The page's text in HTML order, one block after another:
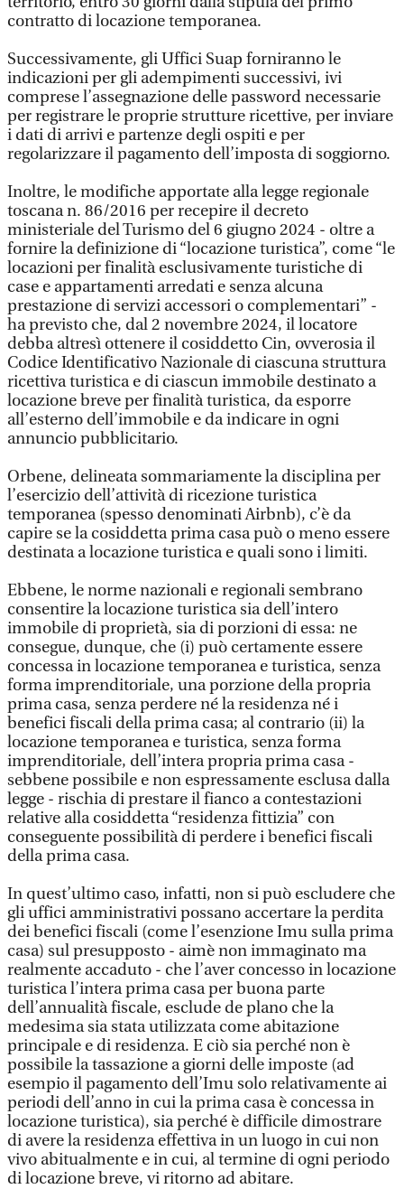
contratto di locazione temporanea.
Successivamente, gli Uffici Suap forniranno le
indicazioni per gli adempimenti successivi, ivi
comprese l’assegnazione delle password necessarie
per registrare le proprie strutture ricettive, per inviare
i dati di arrivi e partenze degli ospiti e per
regolarizzare il pagamento dell’imposta di soggiorno.
Inoltre, le modifiche apportate alla legge regionale
toscana n. 86/2016 per recepire il decreto
ministeriale del Turismo del 6 giugno 2024 - oltre a
fornire la definizione di “locazione turistica”, come “le
locazioni per finalità esclusivamente turistiche di
case e appartamenti arredati e senza alcuna
prestazione di servizi accessori o complementari” -
ha previsto che, dal 2 novembre 2024, il locatore
debba altresì ottenere il cosiddetto Cin, ovverosia il
Codice Identificativo Nazionale di ciascuna struttura
ricettiva turistica e di ciascun immobile destinato a
locazione breve per finalità turistica, da esporre
all’esterno dell’immobile e da indicare in ogni
annuncio pubblicitario.
Orbene, delineata sommariamente la disciplina per
l’esercizio dell’attività di ricezione turistica
temporanea (spesso denominati Airbnb), c’è da
capire se la cosiddetta prima casa può o meno essere
destinata a locazione turistica e quali sono i limiti.
Ebbene, le norme nazionali e regionali sembrano
consentire la locazione turistica sia dell’intero
immobile di proprietà, sia di porzioni di essa: ne
consegue, dunque, che (i) può certamente essere
concessa in locazione temporanea e turistica, senza
forma imprenditoriale, una porzione della propria
prima casa, senza perdere né la residenza né i
benefici fiscali della prima casa; al contrario (ii) la
locazione temporanea e turistica, senza forma
imprenditoriale, dell’intera propria prima casa -
sebbene possibile e non espressamente esclusa dalla
legge - rischia di prestare il fianco a contestazioni
relative alla cosiddetta “residenza fittizia” con
conseguente possibilità di perdere i benefici fiscali
della prima casa.
In quest’ultimo caso, infatti, non si può escludere che
gli uffici amministrativi possano accertare la perdita
dei benefici fiscali (come l’esenzione Imu sulla prima
casa) sul presupposto - aimè non immaginato ma
realmente accaduto - che l’aver concesso in locazione
turistica l’intera prima casa per buona parte
dell’annualità fiscale, esclude de plano che la
medesima sia stata utilizzata come abitazione
principale e di residenza. E ciò sia perché non è
possibile la tassazione a giorni delle imposte (ad
esempio il pagamento dell’Imu solo relativamente ai
periodi dell’anno in cui la prima casa è concessa in
locazione turistica), sia perché è difficile dimostrare
di avere la residenza effettiva in un luogo in cui non
vivo abitualmente e in cui, al termine di ogni periodo
di locazione breve, vi ritorno ad abitare.